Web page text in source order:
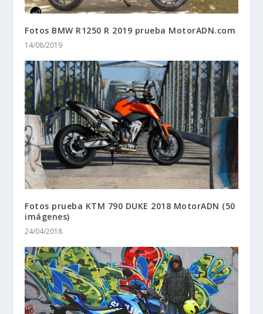
Fotos BMW R1250 R 2019 prueba MotorADN.com
14/08/2019
Fotos prueba KTM 790 DUKE 2018 MotorADN (50
imágenes)
24/04/2018